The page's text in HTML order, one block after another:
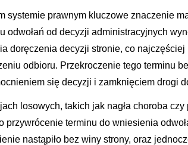
systemie prawnym kluczowe znaczenie
odwołań od decyzji administracyjnych
doręczenia decyzji stronie, co
odbioru. Przekroczenie tego terminu
się decyzji i zamknięciem drogi
losowych, takich jak nagła choroba
przywrócenie terminu do wniesienia
nastąpiło bez winy strony, oraz